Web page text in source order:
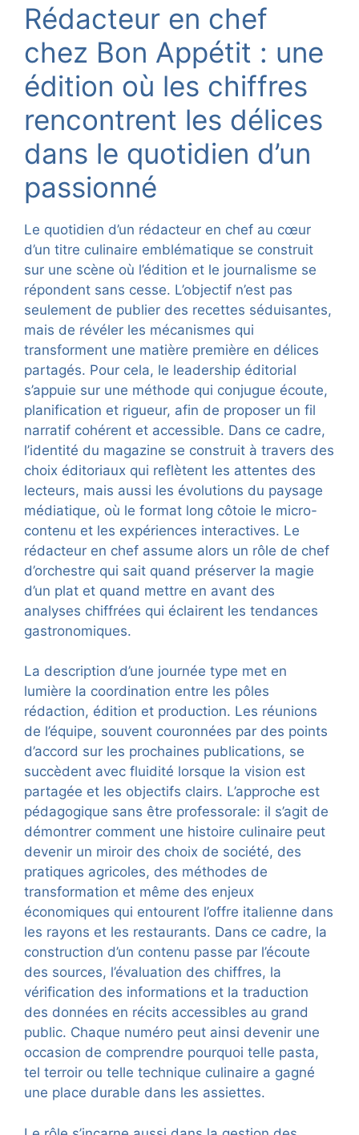
Rédacteur en chef
chez Bon Appétit : une
édition où les chiffres
rencontrent les délices
dans le quotidien d’un
passionné
Le quotidien d’un rédacteur en chef au cœur
d’un titre culinaire emblématique se construit
sur une scène où l’édition et le journalisme se
répondent sans cesse. L’objectif n’est pas
seulement de publier des recettes séduisantes,
mais de révéler les mécanismes qui
transforment une matière première en délices
partagés. Pour cela, le leadership éditorial
s’appuie sur une méthode qui conjugue écoute,
planification et rigueur, afin de proposer un fil
narratif cohérent et accessible. Dans ce cadre,
l’identité du magazine se construit à travers des
choix éditoriaux qui reflètent les attentes des
lecteurs, mais aussi les évolutions du paysage
médiatique, où le format long côtoie le micro-
contenu et les expériences interactives. Le
rédacteur en chef assume alors un rôle de chef
d’orchestre qui sait quand préserver la magie
d’un plat et quand mettre en avant des
analyses chiffrées qui éclairent les tendances
gastronomiques.
La description d’une journée type met en
lumière la coordination entre les pôles
rédaction, édition et production. Les réunions
de l’équipe, souvent couronnées par des points
d’accord sur les prochaines publications, se
succèdent avec fluidité lorsque la vision est
partagée et les objectifs clairs. L’approche est
pédagogique sans être professorale: il s’agit de
démontrer comment une histoire culinaire peut
devenir un miroir des choix de société, des
pratiques agricoles, des méthodes de
transformation et même des enjeux
économiques qui entourent l’offre italienne dans
les rayons et les restaurants. Dans ce cadre, la
construction d’un contenu passe par l’écoute
des sources, l’évaluation des chiffres, la
vérification des informations et la traduction
des données en récits accessibles au grand
public. Chaque numéro peut ainsi devenir une
occasion de comprendre pourquoi telle pasta,
tel terroir ou telle technique culinaire a gagné
une place durable dans les assiettes.